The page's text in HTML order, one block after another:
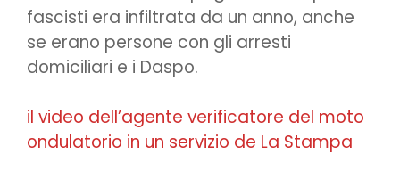
fascisti era infiltrata da un anno, anche
se erano persone con gli arresti
domiciliari e i Daspo.
il video dell’agente verificatore del moto
ondulatorio in un servizio de La Stampa